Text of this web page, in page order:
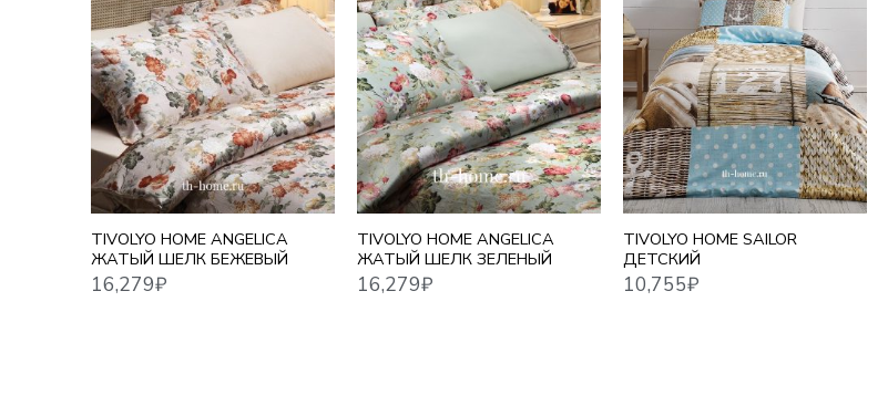
TIVOLYO HOME ANGELICA
ЖАТЫЙ ШЕЛК БЕЖЕВЫЙ
16,279₽
TIVOLYO HOME ANGELICA
ЖАТЫЙ ШЕЛК ЗЕЛЕНЫЙ
16,279₽
TIVOLYO HOME SAILOR
ДЕТСКИЙ
10,755 13,660